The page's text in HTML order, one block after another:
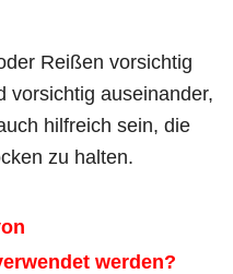
Reißen vorsichtig
vorsichtig auseinander,
hilfreich sein, die
zu halten.
werden?